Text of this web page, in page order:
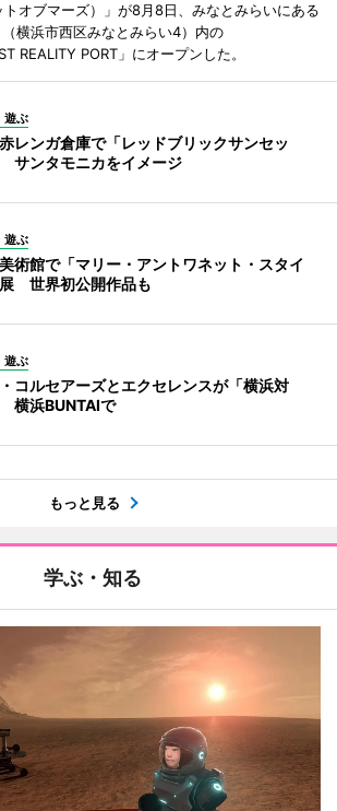
オブマーズ）」が8月8日、みなとみらいにある
横浜市西区みなとみらい4）内の
REALITY PORT」にオープンした。
遊ぶ
レンガ倉庫で「レッドブリックサンセッ
サンタモニカをイメージ
遊ぶ
術館で「マリー・アントワネット・スタイ
世界初公開作品も
遊ぶ
コルセアーズとエクセレンスが「横浜対
横浜BUNTAIで
もっと見る
学ぶ・知る